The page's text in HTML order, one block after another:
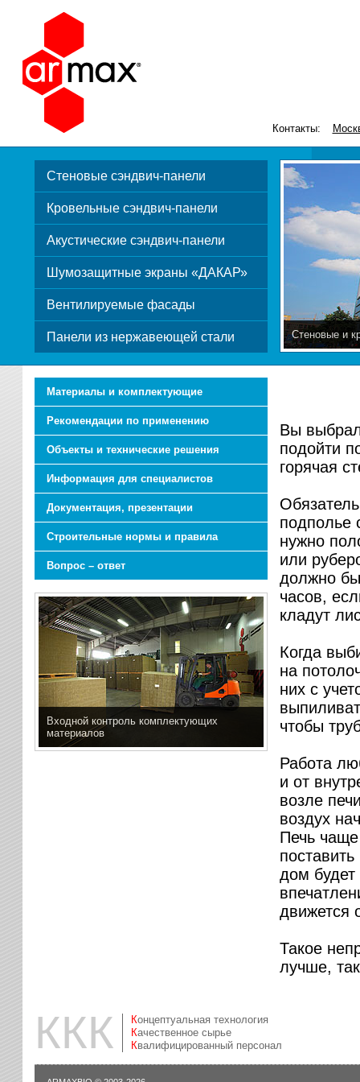
Контакты:
Стеновые сэндвич-панели
Кровельные сэндвич-панели
Акустические сэндвич-панели
Шумозащитные экраны «ДАКАР»
Вентилируемые фасады
Панели из нержавеющей стали Стеновые и
Материалы и комплектующие
Рекомендации по применению
Объекты и технические решения
Информация для специалистов
Документация, презентации
Строительные нормы и правила
Вопрос – ответ
Входной контроль комплектующих
материалов
Вы
подойти
горячая
подполье
нужно
или
должно
часов,
кладут
Когда
на
них с
чтобы
Работа
и от
возле
воздух
Печь
дом будет
движется
Такое
лучше,
ККК
Концептуальная технология
Качественное сырье
Квалифицированный персонал